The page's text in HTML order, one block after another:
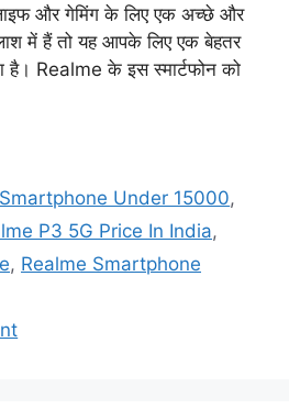
और गेमिंग के लिए एक अच्छे और
में हैं तो यह आपके लिए एक बेहतर
है। Realme के इस स्मार्टफोन को
Under 15000,
P3 5G Price In India,
, Realme Smartphone